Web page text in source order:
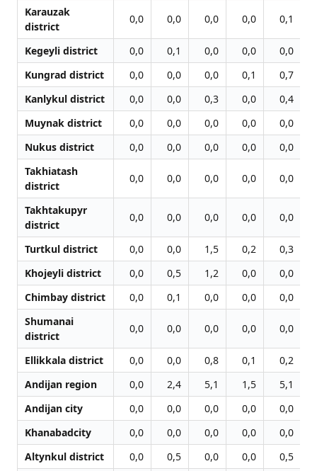
Karauzak
district
0,0 0,0 0,0 0,0 0,1
Kegeyli district 0,0 0,1 0,0 0,0
0,0
Kungrad district
0,0 0,0 0,0 0,1
0,7
Kanlykul district
0,0 0,0 0,3 0,0
0,4
Muynak district
0,0 0,0 0,0 0,0
0,0
Nukus district
0,0 0,0 0,0 0,0
0,0
Takhiatash
district
0,0 0,0 0,0 0,0 0,0
Takhtakupyr
district
0,0 0,0 0,0 0,0 0,0
Turtkul district 0,0 0,0 1,5 0,2
0,3
Khojeyli district
0,0 0,5 1,2 0,0
0,0
Chimbay district
0,0 0,1 0,0 0,0
0,0
Shumanai
district
0,0 0,0 0,0 0,0 0,0
Ellikkala district 0,0 0,0 0,8 0,1
0,2
Andijan region
0,0 2,4 5,1 1,5
5,1
Andijan city
0,0 0,0 0,0 0,0
0,0
Khanabadcity
0,0 0,0 0,0 0,0
0,0
Altynkul district
0,0 0,5 0,0 0,0
0,5